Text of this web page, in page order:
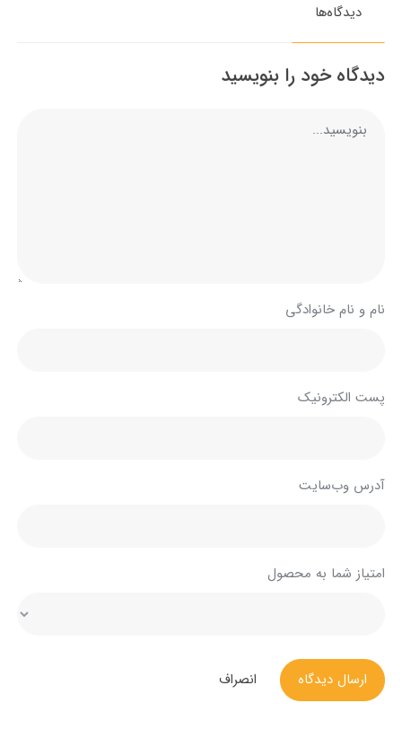
دیدگاه‌ها
دیدگاه خود را بنویسید
نام و نام خانوادگی
پست الکترونیک
آدرس وب‌سایت
امتیاز شما به محصول
ارسال دیدگاه انصراف